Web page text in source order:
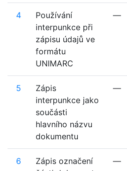
4
Používání
interpunkce při
zápisu údajů ve
formátu
UNIMARC
—
5
Zápis
interpunkce jako
součásti
hlavního názvu
dokumentu
—
6
Zápis označení
—